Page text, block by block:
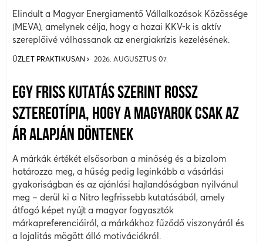
Elindult a Magyar Energiamentő Vállalkozások Közössége
(MEVA), amelynek célja, hogy a hazai KKV-k is aktív
szereplőivé válhassanak az energiakrízis kezelésének.
ÜZLET PRAKTIKUSAN 2026. AUGUSZTUS 07.
EGY FRISS KUTATÁS SZERINT ROSSZ
SZTEREOTÍPIA, HOGY A MAGYAROK CSAK AZ
ÁR ALAPJÁN DÖNTENEK
A márkák értékét elsősorban a minőség és a bizalom
határozza meg, a hűség pedig leginkább a vásárlási
gyakoriságban és az ajánlási hajlandóságban nyilvánul
meg – derül ki a Nitro legfrissebb kutatásából, amely
átfogó képet nyújt a magyar fogyasztók
márkapreferenciáiról, a márkákhoz fűződő viszonyáról és
a lojalitás mögött álló motivációkról.